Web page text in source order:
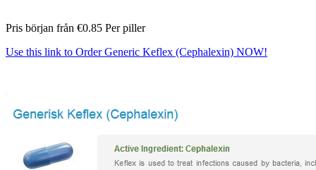
Pris början från €0.85 Per piller
Use this link to Order Generic Keflex (Cephalexin) NOW!